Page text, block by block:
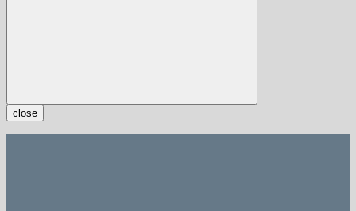
close